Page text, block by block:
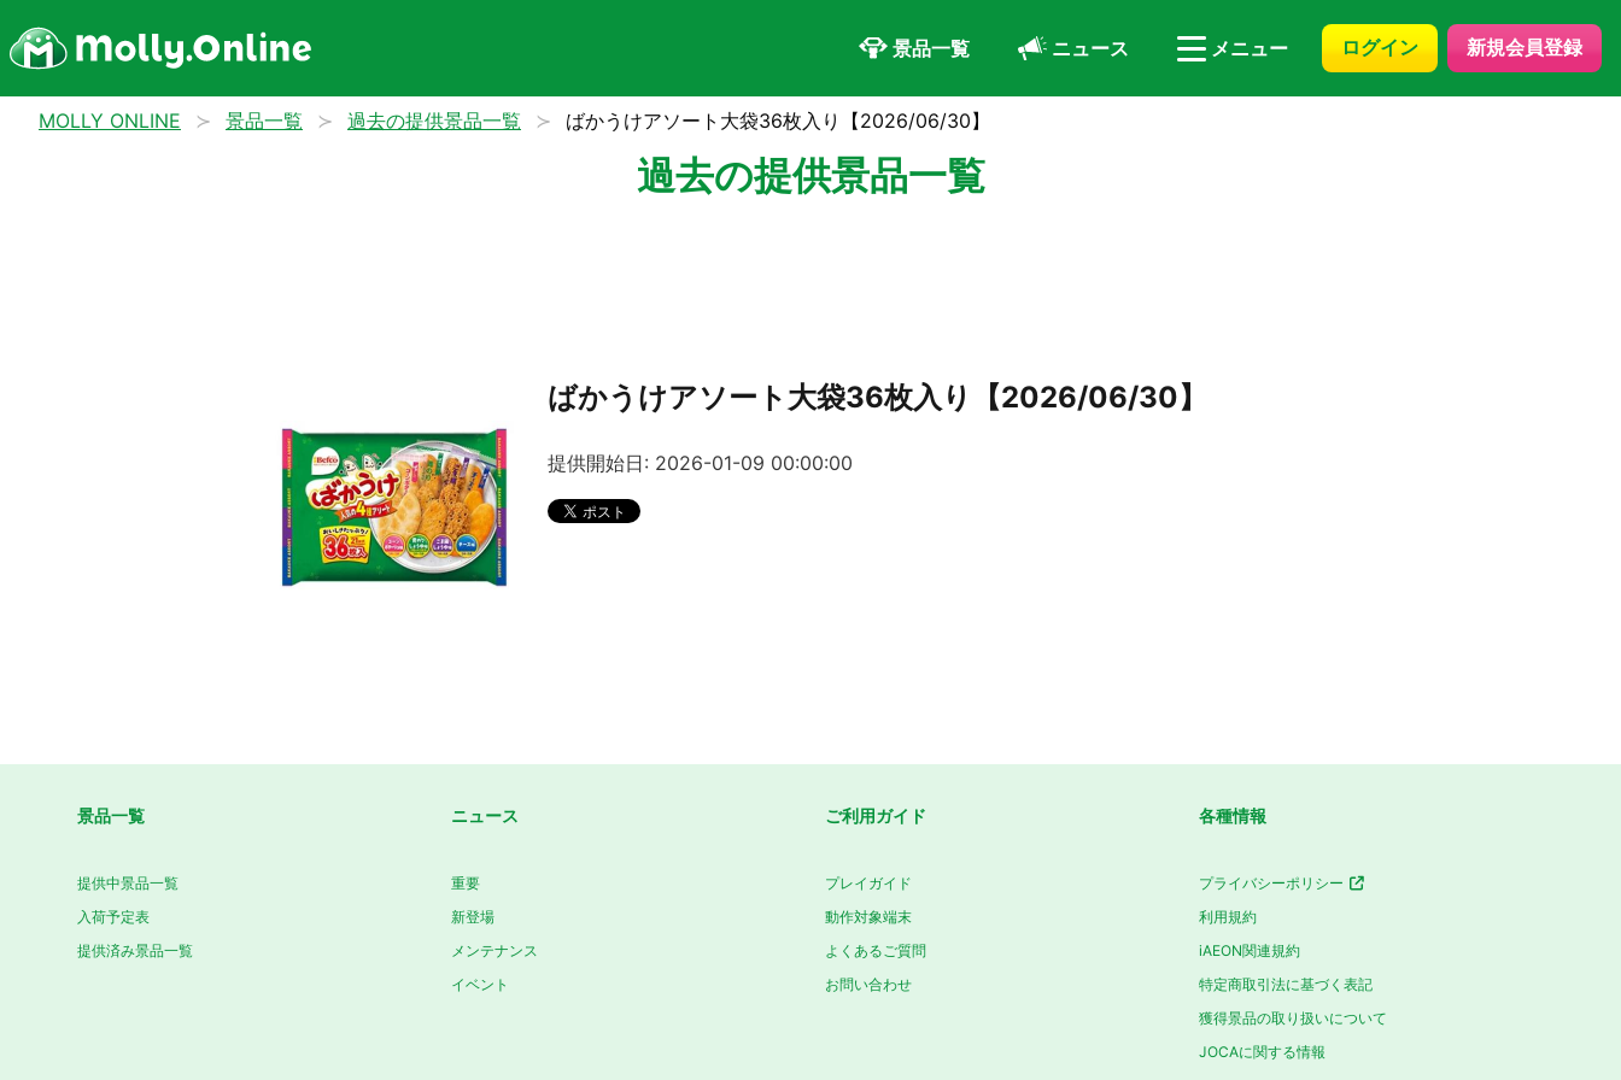
景品一覧 ニュース メニュー ログイン 新規会員登録
MOLLY ONLINE 景品一覧 過去の提供景品一覧 ばかうけアソート大袋36枚入り【2026/06/30】
過去の提供景品一覧
ばかうけアソート大袋36枚入り【2026/06/30】
提供開始日: 2026-01-09 00:00:00
景品一覧
提供中景品一覧
入荷予定表
提供済み景品一覧
ニュース
重要
新登場
メンテナンス
イベント
ご利用ガイド
プレイガイド
動作対象端末
よくあるご質問
お問い合わせ
各種情報
プライバシーポリシー
利用規約
iAEON関連規約
特定商取引法に基づく表記
獲得景品の取り扱いについて
JOCAに関する情報